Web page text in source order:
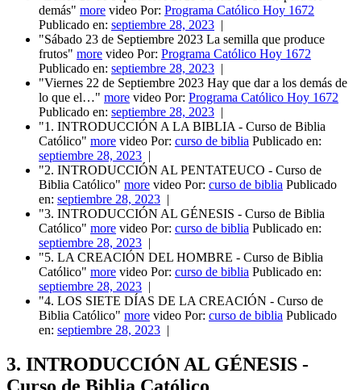
demás" more video Por: Programa Católico Hoy 1672
Publicado en: septiembre 28, 2023 |
"Sábado 23 de Septiembre 2023 La semilla que produce
frutos" more video Por: Programa Católico Hoy 1672
Publicado en: septiembre 28, 2023 |
"Viernes 22 de Septiembre 2023 Hay que dar a los demás de
lo que el…" more video Por: Programa Católico Hoy 1672
Publicado en: septiembre 28, 2023 |
"1. INTRODUCCIÓN A LA BIBLIA - Curso de Biblia
Católico" more video Por: curso de biblia Publicado en:
septiembre 28, 2023 |
"2. INTRODUCCIÓN AL PENTATEUCO - Curso de
Biblia Católico" more video Por: curso de biblia Publicado
en: septiembre 28, 2023 |
"3. INTRODUCCIÓN AL GÉNESIS - Curso de Biblia
Católico" more video Por: curso de biblia Publicado en:
septiembre 28, 2023 |
"5. LA CREACIÓN DEL HOMBRE - Curso de Biblia
Católico" more video Por: curso de biblia Publicado en:
septiembre 28, 2023 |
"4. LOS SIETE DÍAS DE LA CREACIÓN - Curso de
Biblia Católico" more video Por: curso de biblia Publicado
en: septiembre 28, 2023 |
3. INTRODUCCIÓN AL GÉNESIS -